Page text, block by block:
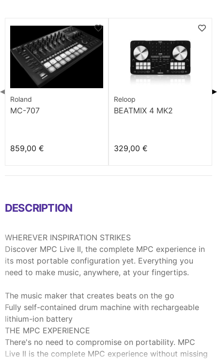
Roland
MC-707
859,00 €
Reloop
BEATMIX 4 MK2
329,00 €
◀ ▶
DESCRIPTION
WHEREVER INSPIRATION STRIKES
Discover MPC Live II, the complete MPC experience in
its most portable configuration yet. Everything you
need to make music, anywhere, at your fingertips.
The music maker that creates beats on the go
Fully self-contained drum machine with rechargeable
lithium-ion battery
THE MPC EXPERIENCE
There's no need to compromise on portability. MPC
Live II is the complete MPC experience without missing